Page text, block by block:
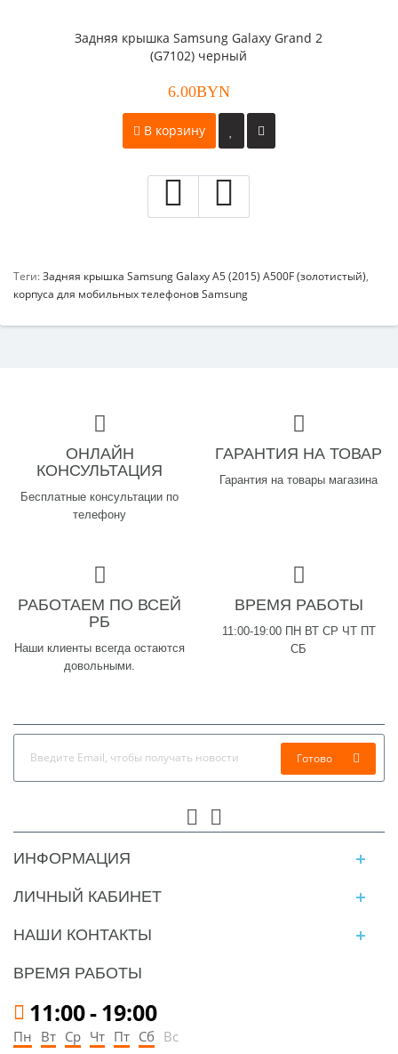
Задняя крышка Samsung Galaxy Grand 2
(G7102) черный
6.00BYN
В корзину
Теги:Задняя крышка Samsung Galaxy A5 (2015) A500F (золотистый),
корпуса для мобильных телефонов Samsung
ОНЛАЙН
КОНСУЛЬТАЦИЯ
Бесплатные консультации по
телефону
ГАРАНТИЯ НА ТОВАР
Гарантия на товары магазина
РАБОТАЕМ ПО ВСЕЙ
РБ
Наши клиенты всегда остаются
довольными.
ВРЕМЯ РАБОТЫ
11:00-19:00 ПН ВТ СР ЧТ ПТ
СБ
Готово
ИНФОРМАЦИЯ
ЛИЧНЫЙ КАБИНЕТ
НАШИ КОНТАКТЫ
ВРЕМЯ РАБОТЫ
11:00-19:00
Пн Вт Ср Чт Пт Сб Вс